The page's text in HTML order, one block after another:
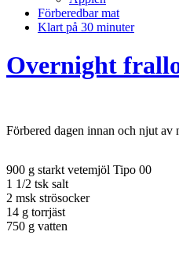
Förberedbar mat
Klart på 30 minuter
Overnight
Förbered dagen innan och njut
900 g starkt vetemjöl Tipo 00
1 1/2 tsk salt
2 msk strösocker
14 g torrjäst
750 g vatten